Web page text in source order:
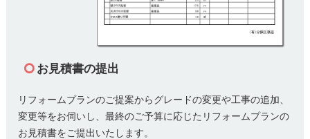
お見積書の提出
リフォームプランのご提案からグレードの変更や工事の追加、
変更等をお伺いし、最終のご予算に応じたリフォームプランの
お見積書をご提出いたします。